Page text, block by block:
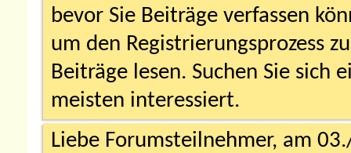
bevor Sie Beiträge verfassen
um den Registrierungsprozess
Beiträge lesen. Suchen Sie sich
meisten interessiert.
Liebe Forumsteilnehmer, am